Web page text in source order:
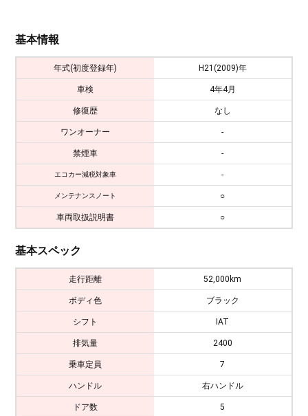
基本情報
年式(初度登録年) H21(2009)年
車検 4年4月
修復歴 なし
ワンオーナー -
禁煙車 -
エコカー減税対象車 -
メンテナンスノート ○
車両取扱説明書 ○
基本スペック
走行距離 52,000km
ボディ色 ブラック
シフト IAT
排気量 2400
乗車定員 7
ハンドル 右ハンドル
ドア数 5